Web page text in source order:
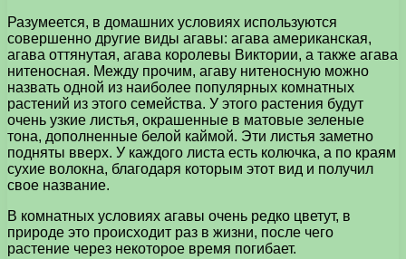
Разумеется, в домашних условиях используются
совершенно другие виды агавы: агава американская,
агава оттянутая, агава королевы Виктории, а также агава
нитеносная. Между прочим, агаву нитеносную можно
назвать одной из наиболее популярных комнатных
растений из этого семейства. У этого растения будут
очень узкие листья, окрашенные в матовые зеленые
тона, дополненные белой каймой. Эти листья заметно
подняты вверх. У каждого листа есть колючка, а по краям
сухие волокна, благодаря которым этот вид и получил
свое название.
В комнатных условиях агавы очень редко цветут, в
природе это происходит раз в жизни, после чего
растение через некоторое время погибает.